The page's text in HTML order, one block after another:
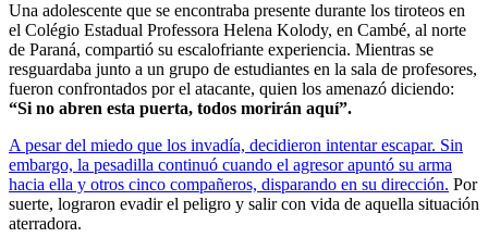
Una adolescente que se encontraba presente durante los tiroteos en
el Colégio Estadual Professora Helena Kolody, en Cambé, al norte
de Paraná, compartió su escalofriante experiencia. Mientras se
resguardaba junto a un grupo de estudiantes en la sala de profesores,
fueron confrontados por el atacante, quien los amenazó diciendo:
“Si no abren esta puerta, todos morirán aquí”.
A pesar del miedo que los invadía, decidieron intentar escapar. Sin
embargo, la pesadilla continuó cuando el agresor apuntó su arma
hacia ella y otros cinco compañeros, disparando en su dirección. Por
suerte, lograron evadir el peligro y salir con vida de aquella situación
aterradora.